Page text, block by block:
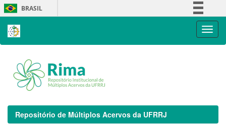
Skip
navigation
BRASIL
Repositório de Múltiplos Acervos da UFRRJ